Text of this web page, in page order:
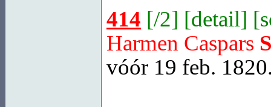
414 [/2] [detail] [
Harmen Caspars
vóór 19 feb.